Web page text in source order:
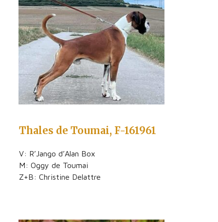
Thales de Toumai, F-161961
V: R’Jango d’Alan Box
M: Oggy de Toumai
Z+B: Christine Delattre